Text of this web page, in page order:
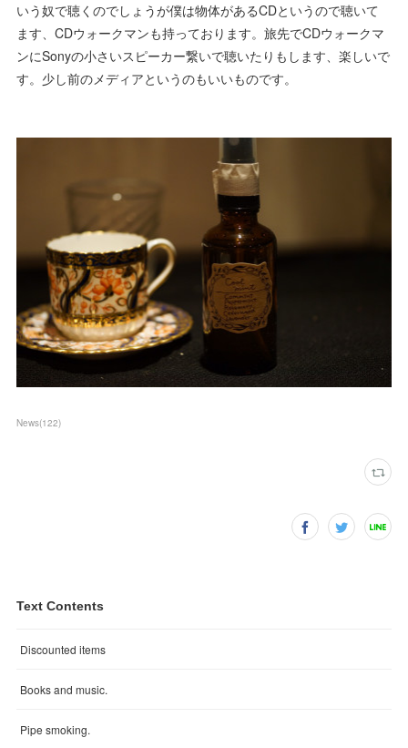
いう奴で聴くのでしょうが僕は物体があるCDというので聴いて
ます、CDウォークマンも持っております。旅先でCDウォークマ
ンにSonyの小さいスピーカー繋いで聴いたりもします、楽しいで
す。少し前のメディアというのもいいものです。
News(122)
Text Contents
Discounted items
Books and music.
Pipe smoking.